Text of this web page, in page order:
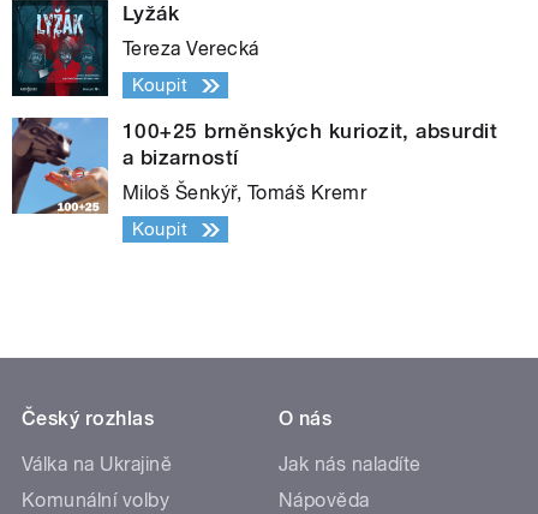
Lyžák
Tereza Verecká
Koupit
100+25 brněnských kuriozit, absurdit
a bizarností
Miloš Šenkýř, Tomáš Kremr
Koupit
Český rozhlas
Válka na Ukrajině
Komunální volby
O nás
Jak nás naladíte
Nápověda